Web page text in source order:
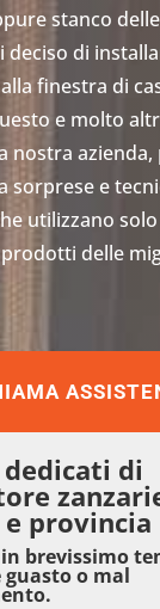
stanco delle
deciso di
finestra di
e molto
nostra azienda,
sorprese e
utilizzano solo
delle
di
e provincia
brevissimo
o mal